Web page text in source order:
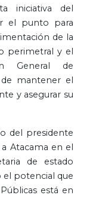
iniciativa del
el punto para
de la
perimetral y el
General de
de mantener el
y asegurar su
del presidente
Atacama en el
de estado
el potencial que
está en